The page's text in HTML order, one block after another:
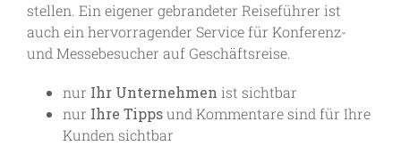
stellen. Ein eigener gebrandeter Reiseführer ist
auch ein hervorragender Service für Konferenz-
und Messebesucher auf Geschäftsreise.
nur Ihr Unternehmen ist sichtbar
nur Ihre Tippsund Kommentare sind für Ihre
Kunden sichtbar